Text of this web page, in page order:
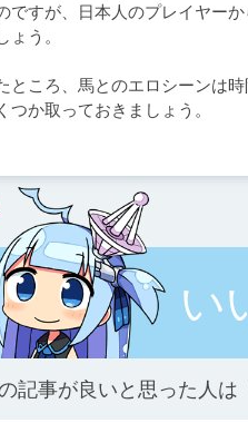
ですが、日本人のプレイヤー
う。
ところ、馬とのエロシーンは
か取っておきましょう。
い
記事が良いと思った人は